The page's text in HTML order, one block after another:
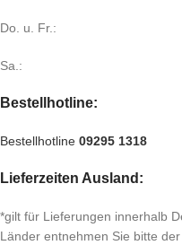
Do. u. Fr.:
Sa.:
Bestellhotline:
Bestellhotline 09295 1318
Lieferzeiten Ausland:
*gilt für Lieferungen innerhalb
Länder entnehmen Sie bitte der